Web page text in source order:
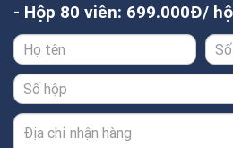
- Hộp 80 viên: 699.000Đ/